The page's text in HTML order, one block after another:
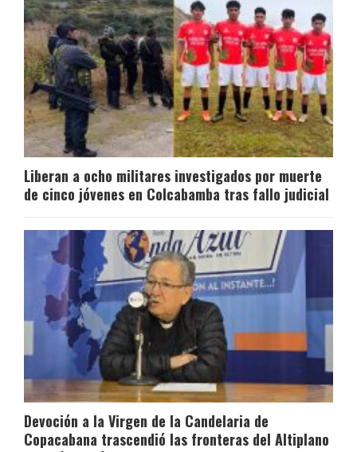
Liberan a ocho militares investigados por muerte
de cinco jóvenes en Colcabamba tras fallo judicial
Devoción a la Virgen de la Candelaria de
Copacabana trascendió las fronteras del Altiplano